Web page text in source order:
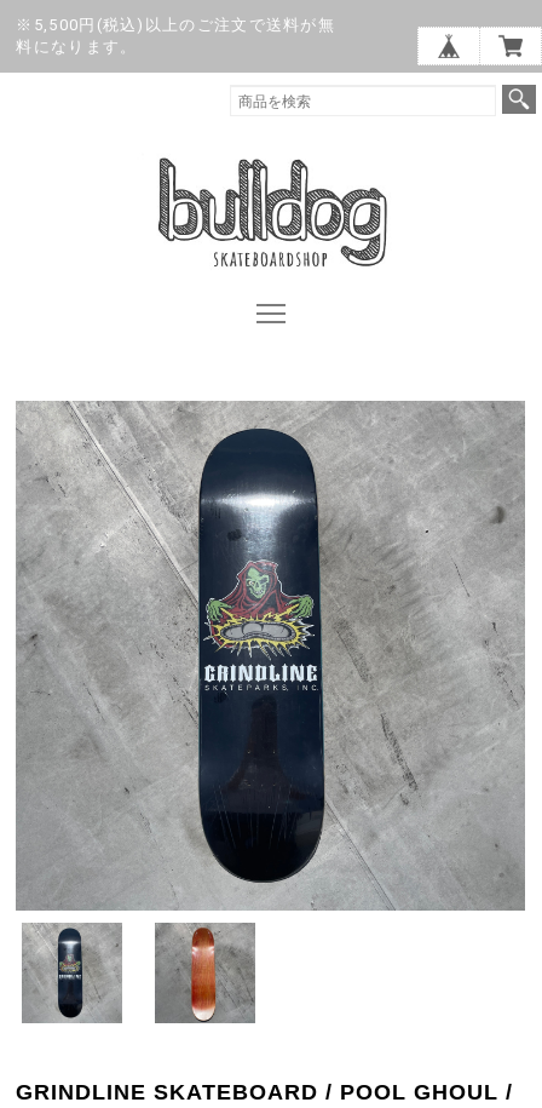
※5,500円(税込)以上のご注文で送料が無
料になります。
GRINDLINE SKATEBOARD / POOL GHOUL /